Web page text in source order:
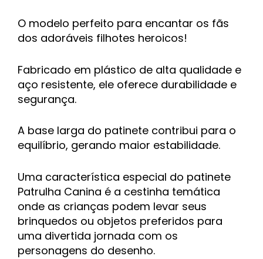
O modelo perfeito para encantar os fãs
dos adoráveis filhotes heroicos!
Fabricado em plástico de alta qualidade e
aço resistente, ele oferece durabilidade e
segurança.
A base larga do patinete contribui para o
equilíbrio, gerando maior estabilidade.
Uma característica especial do patinete
Patrulha Canina é a cestinha temática
onde as crianças podem levar seus
brinquedos ou objetos preferidos para
uma divertida jornada com os
personagens do desenho.